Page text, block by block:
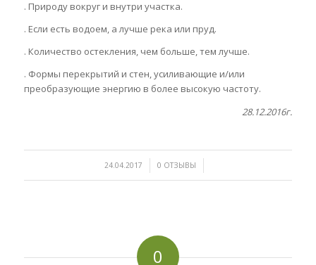
. Природу вокруг и внутри участка.
. Если есть водоем, а лучше река или пруд.
. Количество остекления, чем больше, тем лучше.
. Формы перекрытий и стен, усиливающие и/или
преобразующие энергию в более высокую частоту.
28.12.2016г.
24.04.2017
/ 0 ОТЗЫВЫ
/
0